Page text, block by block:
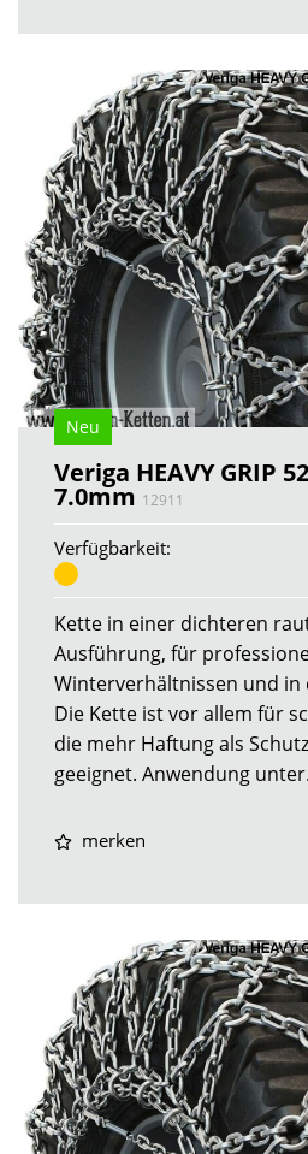
Neu
Veriga HEAVY GRIP
7.0mm 12911
Verfügbarkeit:
Kette in einer dichteren
Ausführung, für
Winterverhältnissen und
Die Kette ist vor allem für
die mehr Haftung als
geeignet. Anwendung
merken